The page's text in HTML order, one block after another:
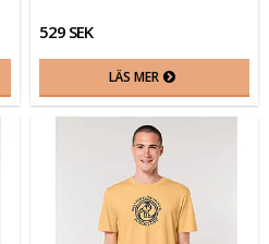
529 SEK
LÄS MER